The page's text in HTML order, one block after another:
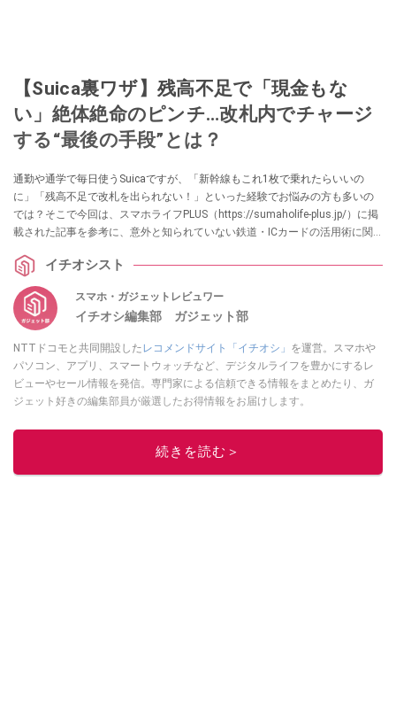
【Suica裏ワザ】残高不足で「現金もな
い」絶体絶命のピンチ…改札内でチャージ
する“最後の手段”とは？
通勤や通学で毎日使うSuicaですが、「新幹線もこれ1枚で乗れたらいいの
に」「残高不足で改札を出られない！」といった経験でお悩みの方も多いの
では？そこで今回は、スマホライフPLUS（https://sumaholife-plus.jp/）に掲
載された記事を参考に、意外と知られていない鉄道・ICカードの活用術に関
い。
イチオシスト
スマホ・ガジェットレビュワー
イチオシ編集部 ガジェット部
NTTドコモと共同開設したレコメンドサイト「イチオシ」 を運営。スマホや
パソコン、アプリ、スマートウォッチなど、デジタルライフを豊かにするレ
ビューやセール情報を発信。専門家による信頼できる情報をまとめたり、ガ
ジェット好きの編集部員が厳選したお得情報をお届けします。
このイチオシストの他の記事を読む
続きを読む＞